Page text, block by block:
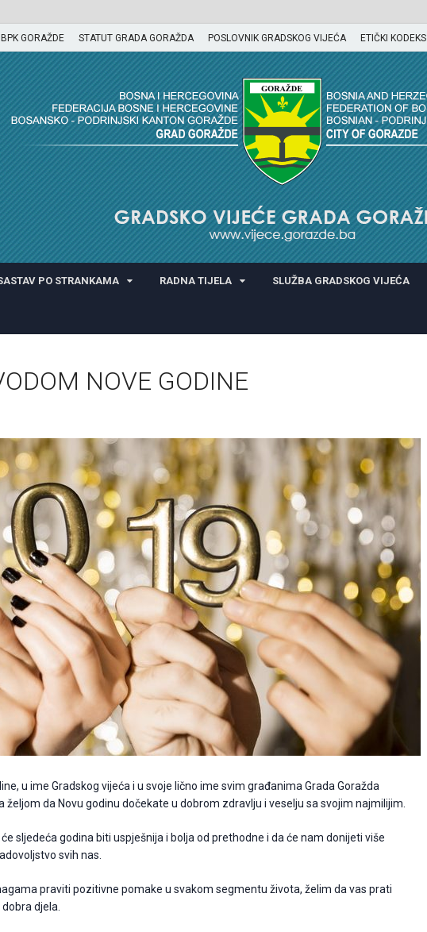
BPK GORAŽDE STATUT GRADA GORAŽDA POSLOVNIK GRADSKOG VIJEĆA ETIČKI KODEKS
GRADA GORAŽDA
PO STRANKAMA RADNA TIJELA SLUŽBA GRADSKOG VIJEĆA
NOVE GODINE
u ime Gradskog vijeća i u svoje lično ime svim građanima Grada Goražda
željom da Novu godinu dočekate u dobrom zdravlju i veselju sa svojim najmilijim.
sljedeća godina biti uspješnija i bolja od prethodne i da će nam donijeti više
svih nas.
praviti pozitivne pomake u svakom segmentu života, želim da vas prati
djela.